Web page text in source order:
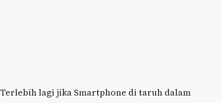
Terlebih lagi jika Smartphone di taruh dalam